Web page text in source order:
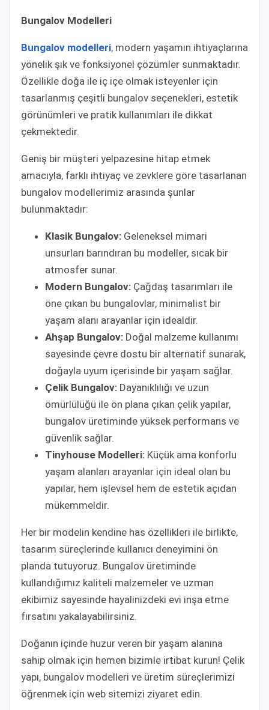
Bungalov Modelleri
Bungalov modelleri, modern yaşamın ihtiyaçlarına
yönelik şık ve fonksiyonel çözümler sunmaktadır.
Özellikle doğa ile iç içe olmak isteyenler için
tasarlanmış çeşitli bungalov seçenekleri, estetik
görünümleri ve pratik kullanımları ile dikkat
çekmektedir.
Geniş bir müşteri yelpazesine hitap etmek
amacıyla, farklı ihtiyaç ve zevklere göre tasarlanan
bungalov modellerimiz arasında şunlar
bulunmaktadır:
Klasik Bungalov: Geleneksel mimari
unsurları barındıran bu modeller, sıcak bir
atmosfer sunar.
Modern Bungalov: Çağdaş tasarımları ile
öne çıkan bu bungalovlar, minimalist bir
yaşam alanı arayanlar için idealdir.
Ahşap Bungalov: Doğal malzeme kullanımı
sayesinde çevre dostu bir alternatif sunarak,
doğayla uyum içerisinde bir yaşam sağlar.
Çelik Bungalov: Dayanıklılığı ve uzun
ömürlülüğü ile ön plana çıkan çelik yapılar,
bungalov üretiminde yüksek performans ve
güvenlik sağlar.
Tinyhouse Modelleri: Küçük ama konforlu
yaşam alanları arayanlar için ideal olan bu
yapılar, hem işlevsel hem de estetik açıdan
mükemmeldir.
Her bir modelin kendine has özellikleri ile birlikte,
tasarım süreçlerinde kullanıcı deneyimini ön
planda tutuyoruz. Bungalov üretiminde
kullandığımız kaliteli malzemeler ve uzman
ekibimiz sayesinde hayalinizdeki evi inşa etme
fırsatını yakalayabilirsiniz.
Doğanın içinde huzur veren bir yaşam alanına
sahip olmak için hemen bizimle irtibat kurun! Çelik
yapı, bungalov modelleri ve üretim süreçlerimizi
öğrenmek için web sitemizi ziyaret edin.